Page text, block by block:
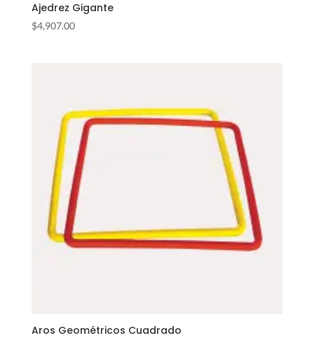
Ajedrez Gigante
$4,907.00
Aros Geométricos Cuadrado